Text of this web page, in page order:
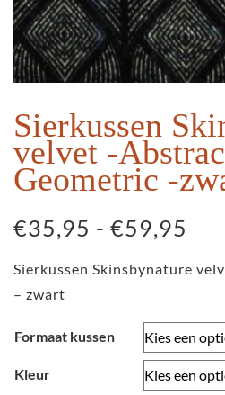
Sierkussen
velvet -
Geometric -
€35,95 - €59,95
tot
Sierkussen Skinsbynature
– zwart
Formaat kussen
Kleur